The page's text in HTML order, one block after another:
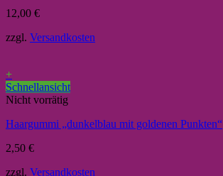
12,00 €
zzgl. Versandkosten
+
Schnellansicht
Nicht vorrätig
Haargummi „dunkelblau mit goldenen Punkten“
2,50 €
zzgl. Versandkosten